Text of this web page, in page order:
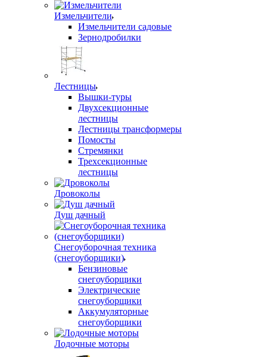
Измельчители
Измельчители садовые
Зернодробилки
Лестницы
Вышки-туры
Двухсекционные
лестницы
Лестницы трансформеры
Помосты
Стремянки
Трехсекционные
лестницы
Дровоколы
Душ дачный
Снегоуборочная техника
(снегоуборщики)
Бензиновые
снегоуборщики
Электрические
снегоуборщики
Аккумуляторные
снегоуборщики
Лодочные моторы